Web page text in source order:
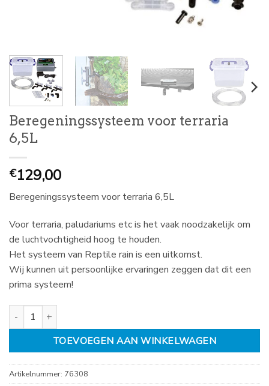
Beregeningssysteem voor terraria
6,5L
€129,00
Beregeningssysteem voor terraria 6,5L
Voor terraria, paludariums etc is het vaak noodzakelijk om
de luchtvochtigheid hoog te houden.
Het systeem van Reptile rain is een uitkomst.
Wij kunnen uit persoonlijke ervaringen zeggen dat dit een
prima systeem!
Beregeningssysteem voor terraria 6,5L aantal
TOEVOEGEN AAN WINKELWAGEN
Artikelnummer: 76308